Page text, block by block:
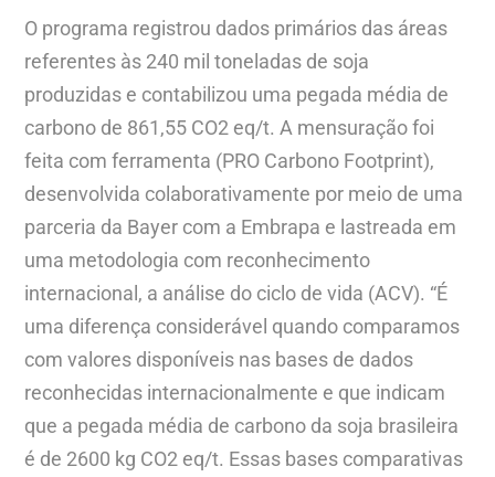
O programa registrou dados primários das áreas
referentes às 240 mil toneladas de soja
produzidas e contabilizou uma pegada média de
carbono de 861,55 CO2 eq/t. A mensuração foi
feita com ferramenta (PRO Carbono Footprint),
desenvolvida colaborativamente por meio de uma
parceria da Bayer com a Embrapa e lastreada em
uma metodologia com reconhecimento
internacional, a análise do ciclo de vida (ACV). “É
uma diferença considerável quando comparamos
com valores disponíveis nas bases de dados
reconhecidas internacionalmente e que indicam
que a pegada média de carbono da soja brasileira
é de 2600 kg CO2 eq/t. Essas bases comparativas